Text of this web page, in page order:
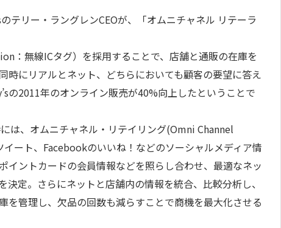
テリー・ラングレンCEOが、「オムニチャネル リテーラ
：無線ICタグ）を採用することで、店舗と通販の在庫を
時にリアルとネット、どちらにおいても顧客の要望に答え
の2011年のオンライン販売が40%向上したということで
は、オムニチャネル・リテイリング(Omni Channel
ート、Facebookのいいね！などのソーシャルメディア情
イントカードの会員情報などを照らし合わせ、最適なネッ
決定。さらにネットと店舗内の情報を統合、比較分析し、
を管理し、欠品の回数も減らすことで商機を最大化させる